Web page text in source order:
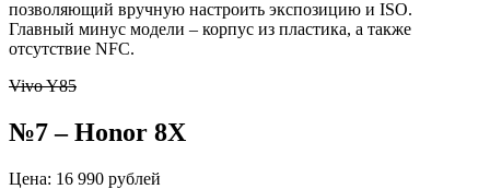
позволяющий вручную настроить экспозицию и ISO.
Главный минус модели – корпус из пластика, а также
отсутствие NFC.
Vivo Y85
№7 – Honor 8X
Цена: 16 990 рублей